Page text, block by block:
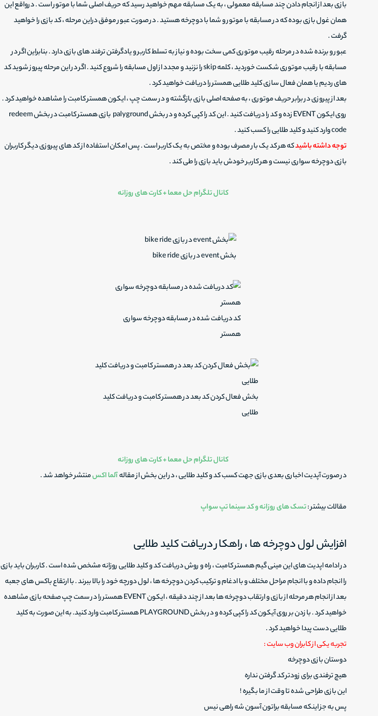
بازی بعد از انجام دادن چند مسابقه معمولی ، به یک مسابقه مهم خواهید رسید که حریف اصلی شما با موتور است . درواقع این
همان غول بازی بوده که در مسابقه با موتور و شما با دوچرخه هستید . در صورت عبور موفق دراین مرحله ، کد بازی را خواهید
گرفت .
عبور و برنده شده در مرحله رقیب موتوری کمی سخت بوده و نیاز به تسلط کاربر و یادگرفتن ترفند های بازی دارد . بنابراین اگر در
مسابقه با رقیب موتوری شکست خوردید ، کلمه skip را نزنید و مجدد از اول مسابقه را شروع کنید . اگر در این مرحله پیروز شوید کد
های ردیم یا همان فعال سازی کلید طلایی همستر را دریافت خواهید کرد .
بعد از پیروزی در برابر حریف موتوری ، به صفحه اصلی بازی بازگشته و در سمت چپ ، ایکون همستر کامبت را مشاهده خواهید کرد .
روی ایکون EVENT زده و کد را دریافت کنید . این کد را کپی کرده و در بخش palyground بازی همستر کامبت در بخش redeem
code وارد کنید و کلید طلایی را کسب کنید .
توجه داشته باشیدکه هر کد یک بار مصرف بوده و مختص به یک کاربر است . پس امکان استفاده از کد های پیروزی دیگر کاربران
بازی دوچرخه سواری نیست و هر کاربر خودش باید بازی را طی کند .
کانال تلگرام حل معما + کارت های روزانه
بخش event در بازی bike ride
کد دریافت شده در مسابقه دوچرخه سواری
همستر
بخش فعال کردن کد بعد در همستر کامبت و دریافت کلید
طلایی
کانال تلگرام حل معما + کارت های روزانه
در صورت آپدیت اخباری بعدی بازی جهت کسب کد و کلید طلایی ، در این بخش از مقالهآلما اکسمنتشر خواهد شد .
مقالات بیشتر :تسک های روزانه و کد سینما تپ سواپ
افزایش لول دوچرخه ها ، راهکار دریافت کلید طلایی
در ادامه اپدیت های این مینی گیم همستر کامبت ، راه و روش دریافت کد و کلید طلایی روزانه مشخص شده است . کاربران باید بازی
را انجام داده و با انجام مراحل مختلف و با ادغام و ترکیب کردن دوچرخه ها ، لول دورچه خود را بالا ببرند . با ارتقاع باکس های جعبه
بعد از انجام هر مرحله از بازی و ارتقاب دوچرخه ها بعد از چند دقیقه ، ایکون EVENT همستر را در سمت چپ صفحه بازی مشاهده
خواهید کرد . با زدن بر روی آیکون کد را کپی کرده و در بخش PLAYGROUND همستر کامبت وارد کنید. به این صورت به کلید
طلایی دست پیدا خواهید کرد .
تجربه یکی از کابران وب سایت :
دوستان بازی دوچرخه
هیچ ترفندی برای زودتر کد گرفتن نداره
این بازی طراحی شده تا وقت از ما بگیره !
پس به جز اینکه مسابقه براتون آسون شه راهی نیس